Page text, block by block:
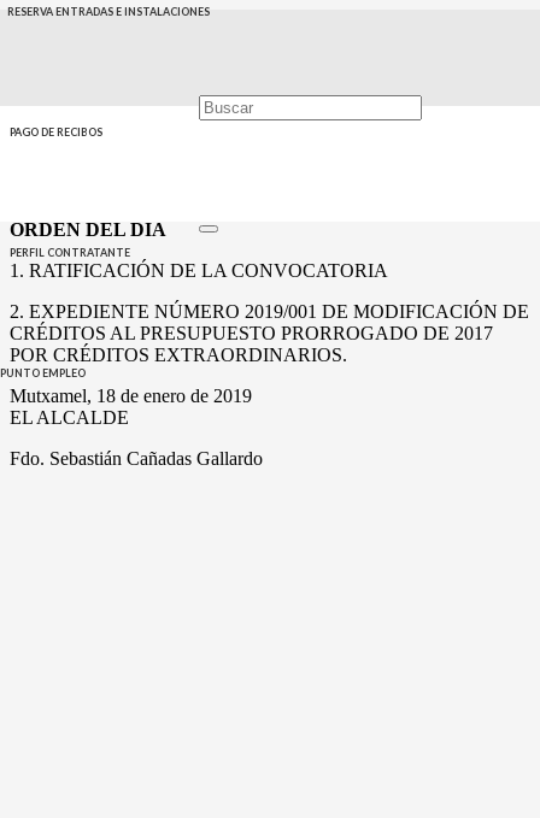
RESERVA ENTRADAS E INSTALACIONES
PAGO DE RECIBOS
PERFIL CONTRATANTE
PUNTO EMPLEO
Reglamento de Organización, Funcionamiento y Régimen Jurídico
de las Entidades Locales, se convoca a los componentes del
ORDEN DEL DÍA
1. RATIFICACIÓN DE LA CONVOCATORIA
2. EXPEDIENTE NÚMERO 2019/001 DE MODIFICACIÓN DE
CRÉDITOS AL PRESUPUESTO PRORROGADO DE 2017
POR CRÉDITOS EXTRAORDINARIOS.
Mutxamel, 18 de enero de 2019
EL ALCALDE
Fdo. Sebastián Cañadas Gallardo